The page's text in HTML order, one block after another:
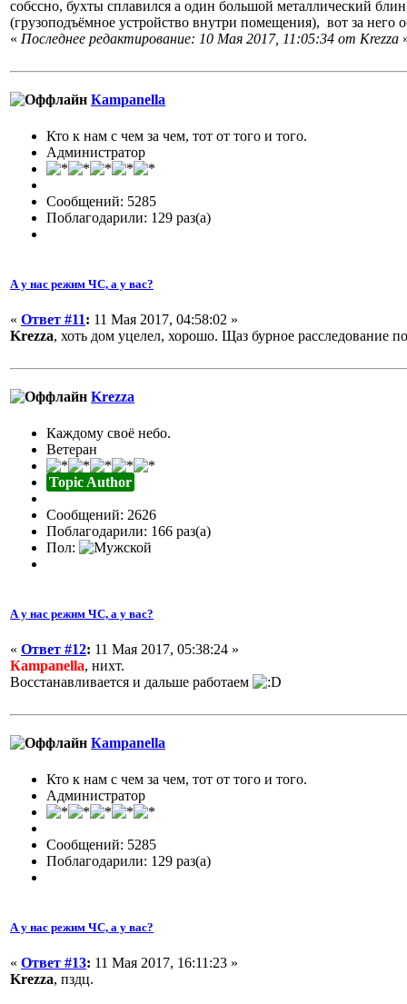
собссно, бухты сплавился а один большой металлический
(грузоподъёмное устройство внутри помещения), вот за него
« Последнее редактирование: 10 Мая 2017, 11:05:34 от Krezza
Кampanella
Кто к нам с чем за чем, тот от того и того.
Администратор
Сообщений: 5285
Поблагодарили: 129 раз(а)
А у нас режим ЧС, а у вас?
« Ответ #11: 11 Мая 2017, 04:58:02 »
Krezza, хоть дом уцелел, хорошо. Щаз бурное расследование
Krezza
Каждому своё небо.
Ветеран
Topic Author
Сообщений: 2626
Поблагодарили: 166 раз(а)
Пол:
А у нас режим ЧС, а у вас?
« Ответ #12: 11 Мая 2017, 05:38:24 »
Кampanella, нихт.
Восстанавливается и дальше работаем
Кampanella
Кто к нам с чем за чем, тот от того и того.
Администратор
Сообщений: 5285
Поблагодарили: 129 раз(а)
А у нас режим ЧС, а у вас?
« Ответ #13: 11 Мая 2017, 16:11:23 »
Krezza, пздц.